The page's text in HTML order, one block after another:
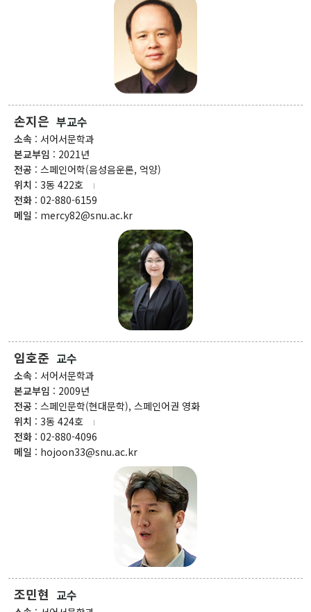
손지은 부교수
소속 : 서어서문학과
본교부임 : 2021년
전공 : 스페인어학(음성음운론, 억양)
위치 : 3동 422호
전화 : 02-880-6159
메일 : mercy82@snu.ac.kr
임호준 교수
소속 : 서어서문학과
본교부임 : 2009년
전공 : 스페인문학(현대문학), 스페인어권 영화
위치 : 3동 424호
전화 : 02-880-4096
메일 : hojoon33@snu.ac.kr
조민현 교수
역대학장
조직도
캠퍼스안내
인문대학 규정집
교육과정
불어불문학과
독어독문학과
노어노문학과
서어서문학과
언어학과
역사학부
역사학부(한국사학
전공)
고고미술사학과
협동과정
협동과정 서양고전학전공
협동과정 인지과학전공
연계전공·연합전공
전체 교수소개